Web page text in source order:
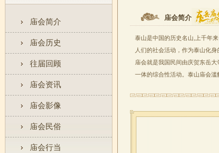
庙会简介
庙会历史
往届回顾
庙会资讯
庙会影像
庙会民俗
庙会行当
庙会简介
泰山是中国的历史名山,上千年
人们的社会活动，作为泰山化
庙会就是我国民间由庆贺东岳
一体的综合性活动。泰山庙会